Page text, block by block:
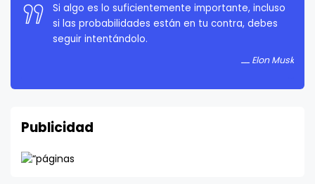
Si algo es lo suficientemente importante, incluso
si las probabilidades están en tu contra, debes
seguir intentándolo.
Elon Musk
La persistencia es muy importante. No debes
rendirte a menos que estés obligado a rendirte.
Publicidad